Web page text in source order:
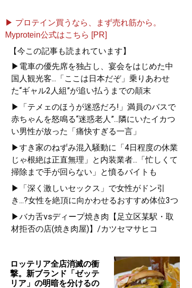
▶ プロテイン買うなら、まず売れ筋から。
Myprotein公式はこちら [PR]
【今この記事も読まれています】
▶電車の優先席を独占し、宴会をはじめた中
国人観光客...「ここは日本だぞ」乗りあわせ
た“ギャル2人組”が追い払うまでの顛末
▶「テメェのほうが迷惑だろ!」満員のバスで
赤ちゃんを怒鳴る“迷惑老人”...隣にいたイカつ
い男性が放った「痛快すぎる一言」
▶すき家のねずみ混入騒動に「4日程度の休業
じゃ根絶は正直無理」と内装業者...「忙しくて
掃除まで手が回らない」と憤るバイトも
▶「深く激しいセックス」で女性がドン引
き...?女性を絶頂に向かわせるおすすめ体位3つ
▶バカ舌vsディープ焼き肉【足立区某駅・取
材拒否の店(焼き肉屋)】/カツセマサヒコ
ロッテリア全店消滅の衝
撃。新ブランド「ゼッテ
リア」の明暗を分けるの